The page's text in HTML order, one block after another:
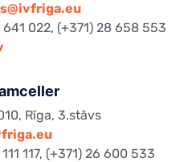
641 022, (+371) 28 658 553
Rīga, 3.stāvs
117, (+371) 26 600 533